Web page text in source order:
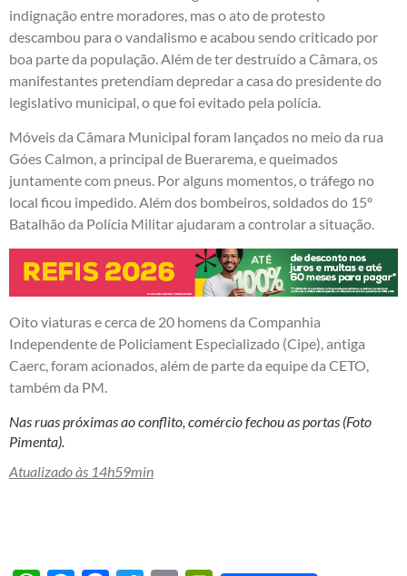
indignação entre moradores, mas o ato de protesto
descambou para o vandalismo e acabou sendo criticado por
boa parte da população. Além de ter destruído a Câmara, os
manifestantes pretendiam depredar a casa do presidente do
legislativo municipal, o que foi evitado pela polícia.
Móveis da Câmara Municipal foram lançados no meio da rua
Góes Calmon, a principal de Buerarema, e queimados
juntamente com pneus. Por alguns momentos, o tráfego no
local ficou impedido. Além dos bombeiros, soldados do 15º
Batalhão da Polícia Militar ajudaram a controlar a situação.
Oito viaturas e cerca de 20 homens da Companhia
Independente de Policiament Especializado (Cipe), antiga
Caerc, foram acionados, além de parte da equipe da CETO,
também da PM.
Nas ruas próximas ao conflito, comércio fechou as portas (Foto
Pimenta).
Atualizado às 14h59min